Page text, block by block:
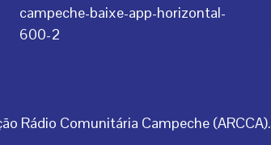
Rádio Comunitária Campeche (ARCCA).